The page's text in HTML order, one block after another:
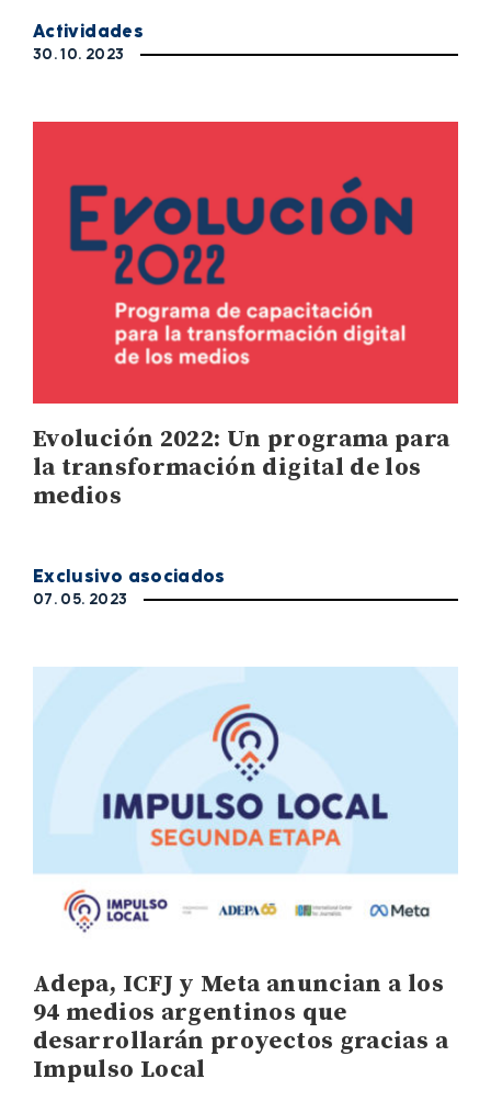
Actividades
30. 10. 2023
Evolución 2022: Un programa para
la transformación digital de los
medios
Exclusivo asociados
07. 05. 2023
Adepa, ICFJ y Meta anuncian a los
94 medios argentinos que
desarrollarán proyectos gracias a
Impulso Local